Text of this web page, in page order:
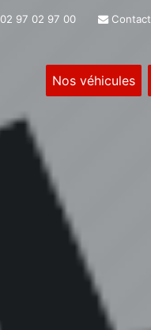
02 97 02 97 00 Contact
Nos véhicules